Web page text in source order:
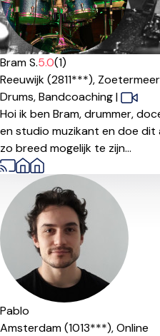
Bram S.5.0(1)
Reeuwijk (2811***),
Drums,Bandcoaching|
Hoi ik ben Bram, drummer,
en studio muzikant en doe dit
zo breed mogelijk te zijn...
Pablo
Amsterdam (1013***),Online